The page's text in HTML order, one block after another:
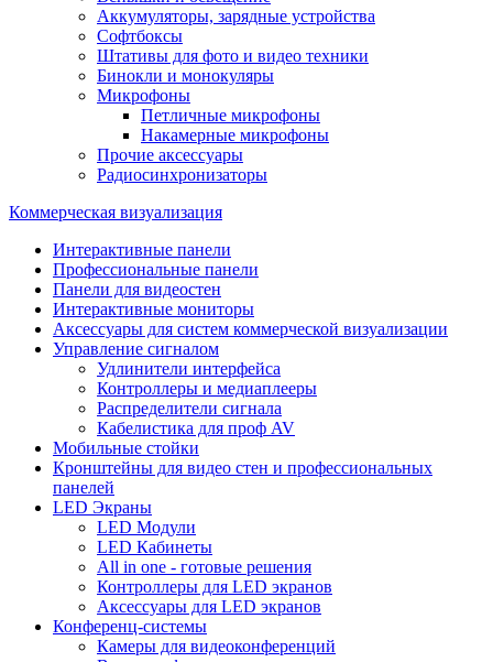
Аккумуляторы, зарядные устройства
Софтбоксы
Штативы для фото и видео техники
Бинокли и монокуляры
Микрофоны
Петличные микрофоны
Накамерные микрофоны
Прочие аксессуары
Радиосинхронизаторы
Коммерческая визуализация
Интерактивные панели
Профессиональные панели
Панели для видеостен
Интерактивные мониторы
Аксессуары для систем коммерческой визуализации
Управление сигналом
Удлинители интерфейса
Контроллеры и медиаплееры
Распределители сигнала
Кабелистика для проф AV
Мобильные стойки
Кронштейны для видео стен и профессиональных
панелей
LED Экраны
LED Модули
LED Кабинеты
All in one - готовые решения
Контроллеры для LED экранов
Аксессуары для LED экранов
Конференц-системы
Камеры для видеоконференций